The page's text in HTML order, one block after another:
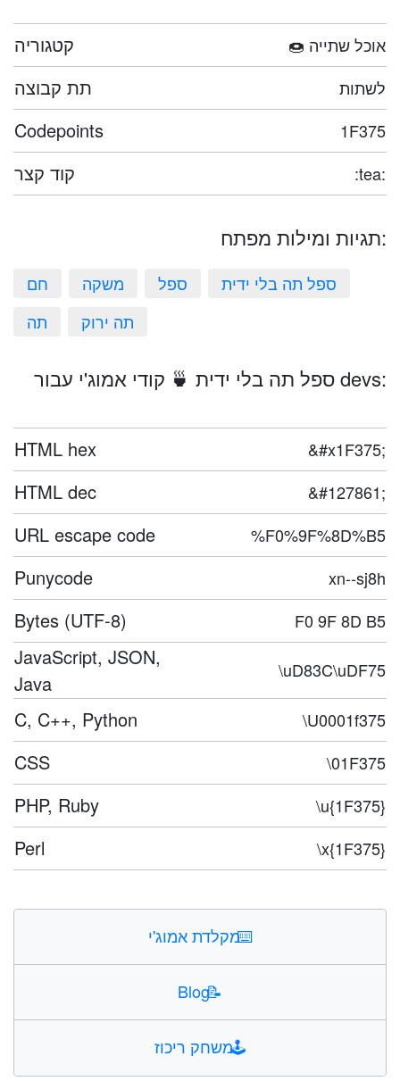
קטגוריה 🍩 אוכל שתייה
תת קבוצה לשתות
Codepoints 1F375
קוד קצר :tea:
תגיות ומילות מפתח:
חם משקה ספל
ספל תה בלי ידית
תה
תה ירוק
ספל תה בלי ידית 🍵 קודי אמוג'י עבור devs:
HTML hex &#x1F375;
HTML dec &#127861;
URL escape code %F0%9F%8D%B5
Punycode xn--sj8h
Bytes (UTF-8) F0 9F 8D B5
JavaScript, JSON,
Java
\uD83C\uDF75
C, C++, Python \U0001f375
CSS \01F375
PHP, Ruby \u{1F375}
Perl \x{1F375}
⌨️מקלדת אמוג'י
📝
Blog
🕹️משחק ריכוז